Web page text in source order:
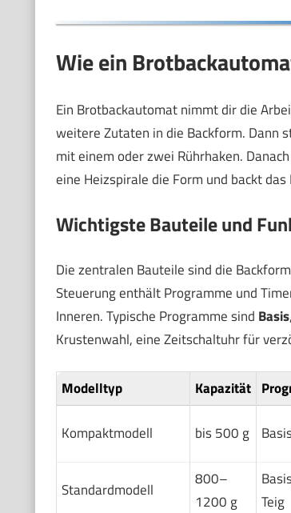
Wie ein
Ein Brotbackautomat nimmt dir die
weitere Zutaten in die Backform. Dann
mit einem oder zwei Rührhaken.
eine Heizspirale die Form und backt das
Wichtigste Bauteile und
Die zentralen Bauteile sind die
Steuerung enthält Programme und
Inneren. Typische Programme sind Basis,
Krustenwahl, eine Zeitschaltuhr für
Modelltyp Kapazität
Kompaktmodell bis 500 g
Standardmodell
800–
1200 g
Teig